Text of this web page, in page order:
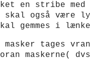
en stribe med
skal også være
gemmes i
masker tages
maskerne(